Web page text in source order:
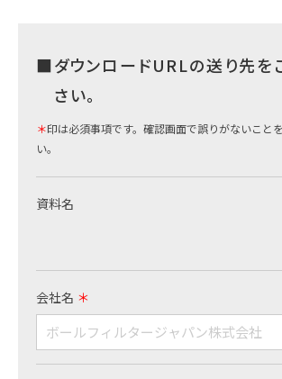
ダウンロードURLの送り先を
さい。
＊印は必須事項です。確認画面で誤りがないこと
い。
資料名
会社名 ＊